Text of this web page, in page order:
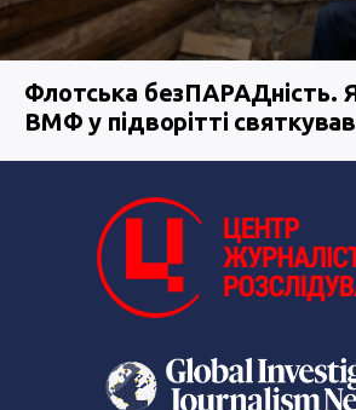
Флотська безПАРАДність.
ВМФ у підворітті святкував